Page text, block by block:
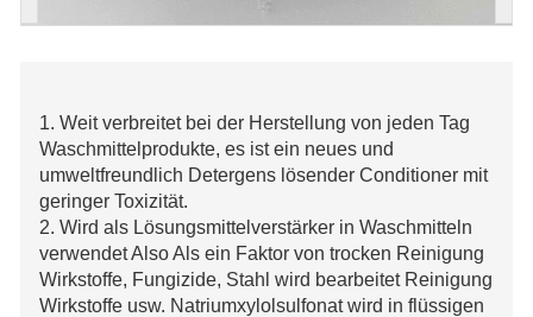
1. Weit verbreitet bei der Herstellung von jeden Tag
Waschmittelprodukte, es ist ein neues und
umweltfreundlich Detergens lösender Conditioner mit
geringer Toxizität.
2. Wird als Lösungsmittelverstärker in Waschmitteln
verwendet Also Als ein Faktor von trocken Reinigung
Wirkstoffe, Fungizide, Stahl wird bearbeitet Reinigung
Wirkstoffe usw. Natriumxylolsulfonat wird in flüssigen